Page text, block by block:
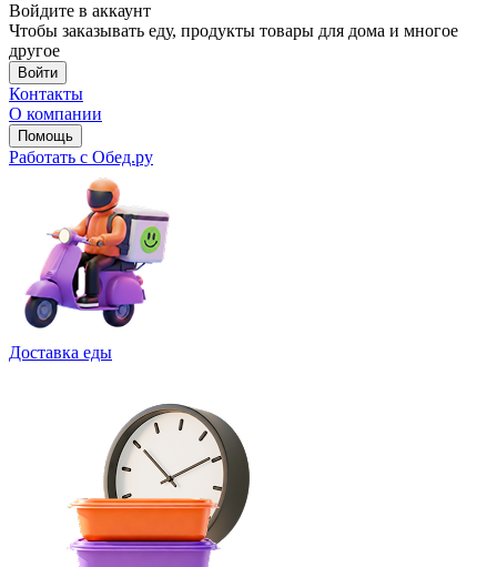
Войдите в аккаунт
Чтобы заказывать еду, продукты товары для дома и многое
другое
Войти
Контакты
О компании
Помощь
Работать с Обед.ру
Доставка еды